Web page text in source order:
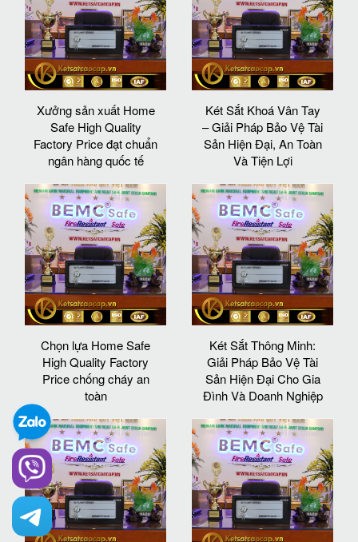
Xưởng sản xuất Home
Safe High Quality
Factory Price đạt chuẩn
ngân hàng quốc tế
Két Sắt Khoá Vân Tay
– Giải Pháp Bảo Vệ Tài
Sản Hiện Đại, An Toàn
Và Tiện Lợi
Chọn lựa Home Safe
High Quality Factory
Price chống cháy an
toàn
Két Sắt Thông Minh:
Giải Pháp Bảo Vệ Tài
Sản Hiện Đại Cho Gia
Đình Và Doanh Nghiệp